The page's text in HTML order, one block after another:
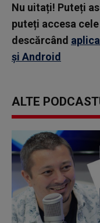
Nu uitați! Puteți
puteți accesa
descărcând
și Android
ALTE